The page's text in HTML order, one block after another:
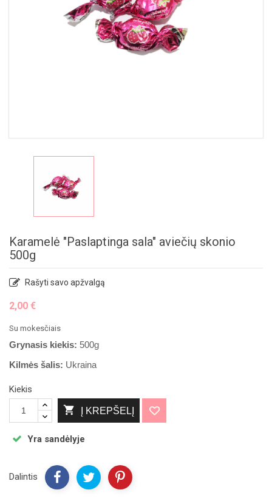
RINKINIAI
Karamelė "Paslaptinga sala" aviečių skonio
500g
Rašyti savo apžvalgą
2,00 €
Su mokesčiais
Grynasis kiekis: 500g
Kilmės šalis: Ukraina
Kiekis
 Į KREPŠELĮ
Yra sandėlyje
Dalintis